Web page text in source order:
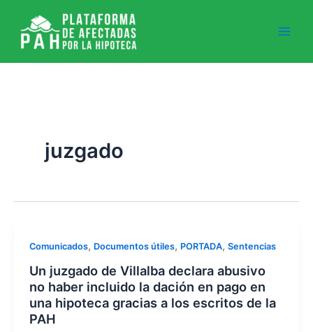
contenido
juzgado
Comunicados, Documentos útiles, PORTADA, Sentencias
Un juzgado de Villalba declara abusivo
no haber incluido la dación en pago en
una hipoteca gracias a los escritos de la
PAH